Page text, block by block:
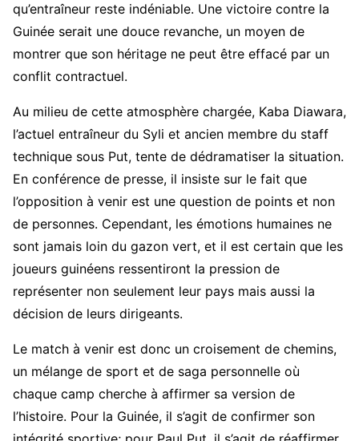
qu’entraîneur reste indéniable. Une victoire contre la
Guinée serait une douce revanche, un moyen de
montrer que son héritage ne peut être effacé par un
conflit contractuel.
Au milieu de cette atmosphère chargée, Kaba Diawara,
l’actuel entraîneur du Syli et ancien membre du staff
technique sous Put, tente de dédramatiser la situation.
En conférence de presse, il insiste sur le fait que
l’opposition à venir est une question de points et non
de personnes. Cependant, les émotions humaines ne
sont jamais loin du gazon vert, et il est certain que les
joueurs guinéens ressentiront la pression de
représenter non seulement leur pays mais aussi la
décision de leurs dirigeants.
Le match à venir est donc un croisement de chemins,
un mélange de sport et de saga personnelle où
chaque camp cherche à affirmer sa version de
l’histoire. Pour la Guinée, il s’agit de confirmer son